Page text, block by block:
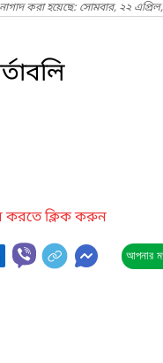
করা হয়েছে: সোমবার, ২২
করতে ক্লিক করুন
আপনার